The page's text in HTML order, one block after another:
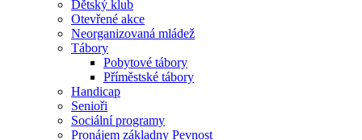
Dětský klub
Otevřené akce
Neorganizovaná mládež
Tábory
Pobytové tábory
Příměstské tábory
Handicap
Senioři
Sociální programy
Pronájem základny Pevnost